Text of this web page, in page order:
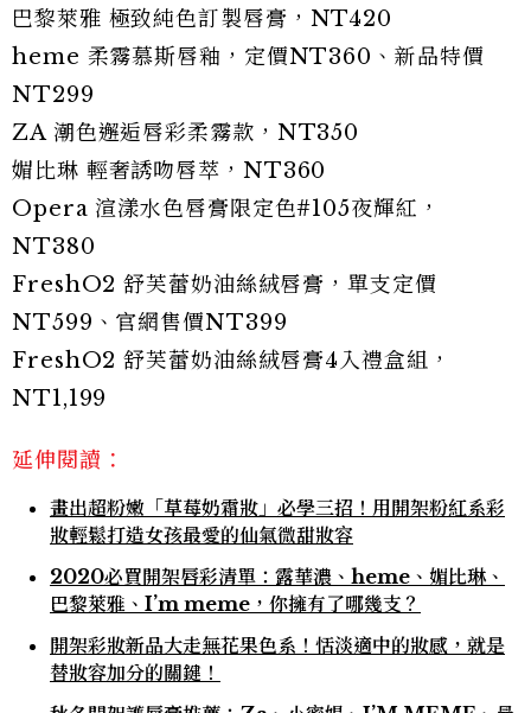
巴黎萊雅 極致純色訂製唇膏，NT420
heme 柔霧慕斯唇釉，定價NT360、新品特價
NT299
ZA 潮色邂逅唇彩柔霧款，NT350
媚比琳 輕奢誘吻唇萃，NT360
Opera 渲漾水色唇膏限定色#105夜輝紅，
NT380
FreshO2 舒芙蕾奶油絲絨唇膏，單支定價
NT599、官網售價NT399
FreshO2 舒芙蕾奶油絲絨唇膏4入禮盒組，
NT1,199
延伸閱讀：
畫出超粉嫩「草莓奶霜妝」必學三招！用開架粉紅系彩
妝輕鬆打造女孩最愛的仙氣微甜妝容
2020必買開架唇彩清單：露華濃、heme、媚比琳、
巴黎萊雅、I’m meme，你擁有了哪幾支？
開架彩妝新品大走無花果色系！恬淡適中的妝感，就是
替妝容加分的關鍵！